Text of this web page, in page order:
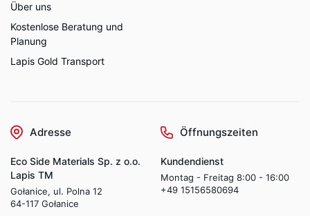
Über uns
Kostenlose Beratung und
Planung
Lapis Gold Transport
Adresse
Eco Side Materials Sp. z o.o.
Lapis TM
Gołanice, ul. Polna 12
64-117 Gołanice
Öffnungszeiten
Kundendienst
Montag - Freitag 8:00 - 16:00
+49 15156580694